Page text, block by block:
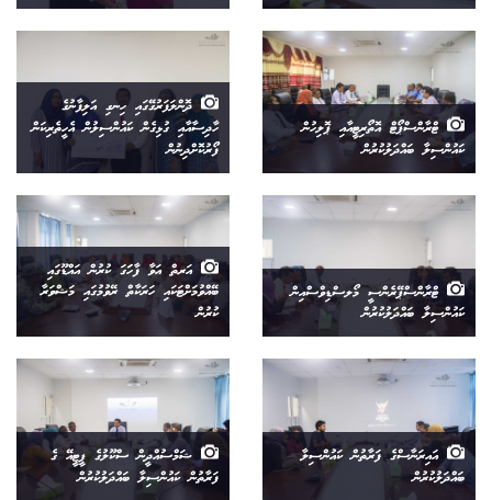
ޓްރާންސްޕޯޓް އޮތޯރިޓީއާއި ޕޮލިހުން
ކައުންސިލާ ބައްދަލުކުރުން
ދޮންލަފަރުގޭގައި ހިނގި އަލިފާނުގެ
ހާދިސާއާއި ގުޅިގެން ކައުންސިލުން އެހީތެރިކަން
ފޯރުކޮށްދިނުން
ޓްރާންސްޕޭރެންސީ މޯލސްޑިވްސްއިން
ކައުންސިލާ ބައްދަލުކުރުން
އަރތް އަވާ ފާހަަގަ ކުރުން އައްޑޫގައި
ބޭއްވުމަށްޓަކައި ހަރަކާތް ރޭވުމުގައި މަޝްވަރާ
ކުރުން
އައިރަނާސްގެ ފަރާތުން ކައުންސިލާ
ބައްދަލުކުރުން
ޝަމްސުއްދީން ސްކޫލުގެ ޕީޓީއޭ ގެ
ފަރާތުން ކައުންސިލާ ބައްދަލުކުރުން